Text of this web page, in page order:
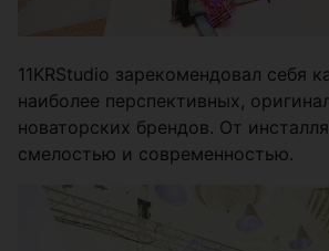
11KRStudio зарекомендовал себя
наиболее перспективных,
новаторских брендов. От
смелостью и современностью.